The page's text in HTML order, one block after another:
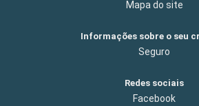
Mapa do site
Informações sobre o seu
Seguro
Redes sociais
Facebook